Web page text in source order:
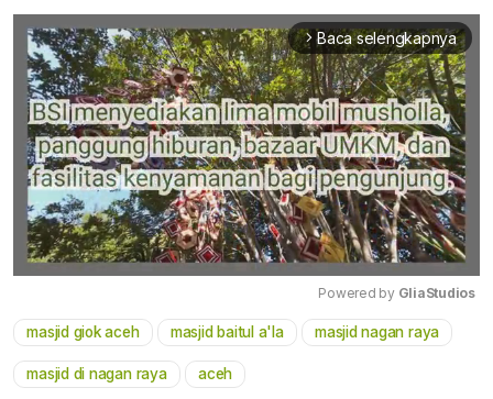
arrow_forward_ios Baca selengkapnya
Mute
Powered by GliaStudios
masjid giok aceh masjid baitul a'la masjid nagan raya
masjid di nagan raya aceh